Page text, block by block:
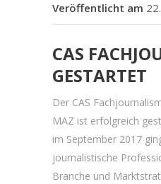
CAS
GESTARTET
Der CAS
MAZ ist erfolgreich
im September 2017
journalistische
Branche und